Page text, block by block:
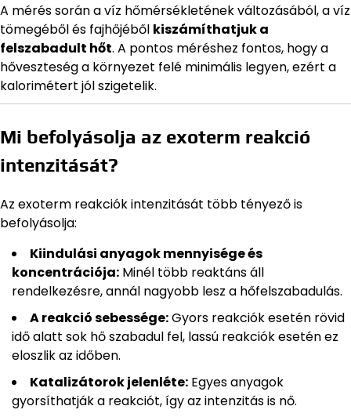
A mérés során a víz hőmérsékletének változásából, a víz
tömegéből és fajhőjéből kiszámíthatjuk a
felszabadult hőt. A pontos méréshez fontos, hogy a
hőveszteség a környezet felé minimális legyen, ezért a
kalorimétert jól szigetelik.
Mi befolyásolja az exoterm reakció
intenzitását?
Az exoterm reakciók intenzitását több tényező is
befolyásolja:
Kiindulási anyagok mennyisége és
koncentrációja: Minél több reaktáns áll
rendelkezésre, annál nagyobb lesz a hőfelszabadulás.
A reakció sebessége:Gyors reakciók esetén rövid
idő alatt sok hő szabadul fel, lassú reakciók esetén ez
eloszlik az időben.
Katalizátorok jelenléte: Egyes anyagok
gyorsíthatják a reakciót, így az intenzitás is nő.